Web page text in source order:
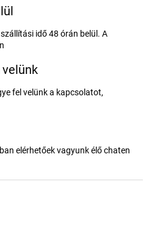
idő 48 órán belül. A
fel velünk a kapcsolatot,
elérhetőek vagyunk élő chaten